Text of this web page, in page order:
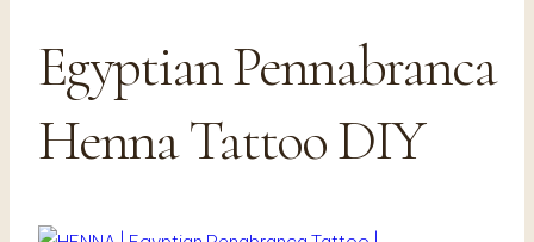
Egyptian Pennabranca
Henna Tattoo DIY